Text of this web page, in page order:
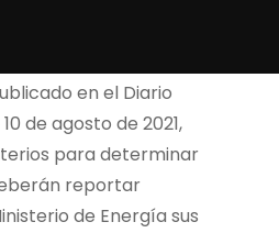
en el Diario
de agosto de 2021,
para determinar
reportar
de Energía sus